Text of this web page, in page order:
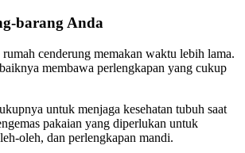
barang Anda
cenderung memakan waktu lebih lama.
membawa perlengkapan yang cukup
untuk menjaga kesehatan tubuh saat
pakaian yang diperlukan untuk
oleh, dan perlengkapan mandi.